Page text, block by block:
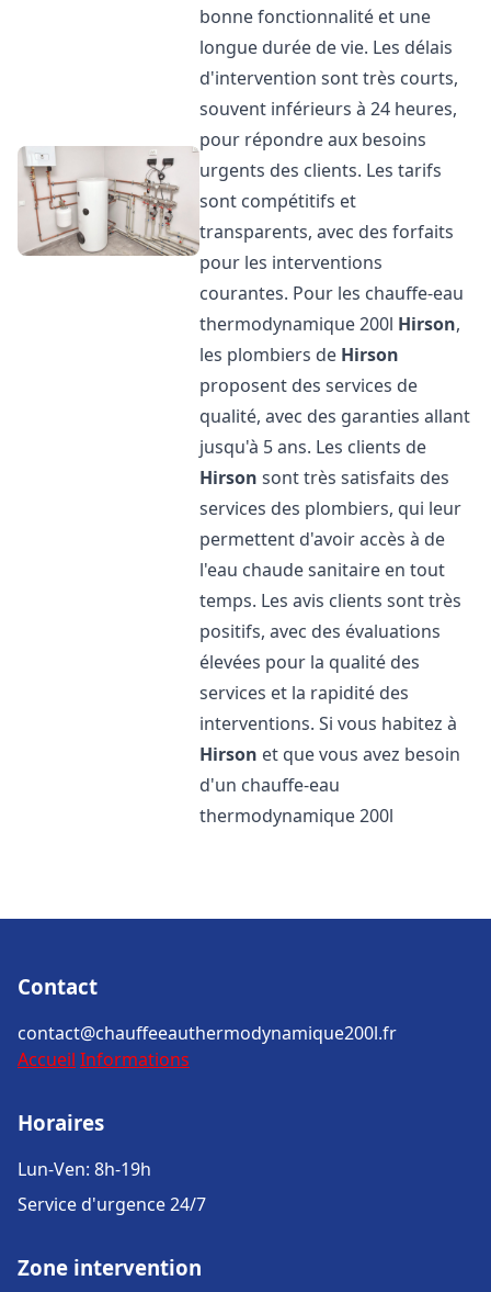
bonne fonctionnalité et une
longue durée de vie. Les délais
d'intervention sont très courts,
souvent inférieurs à 24 heures,
pour répondre aux besoins
urgents des clients. Les tarifs
sont compétitifs et
transparents, avec des forfaits
pour les interventions
courantes. Pour les chauffe-eau
thermodynamique 200l Hirson,
les plombiers de Hirson
proposent des services de
qualité, avec des garanties allant
jusqu'à 5 ans. Les clients de
Hirson sont très satisfaits des
services des plombiers, qui leur
permettent d'avoir accès à de
l'eau chaude sanitaire en tout
temps. Les avis clients sont très
positifs, avec des évaluations
élevées pour la qualité des
services et la rapidité des
interventions. Si vous habitez à
Hirson et que vous avez besoin
d'un chauffe-eau
thermodynamique 200l
Contact
contact@chauffeeauthermodynamique200l.fr
Accueil Informations
Horaires
Lun-Ven: 8h-19h
Service d'urgence 24/7
Zone intervention